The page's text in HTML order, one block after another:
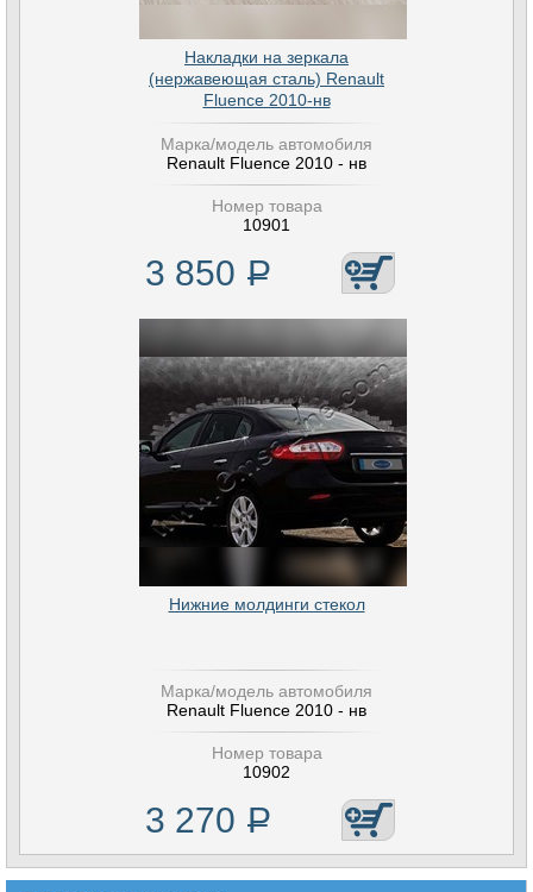
Накладки на зеркала
(нержавеющая сталь) Renault
Fluence 2010-нв
Марка/модель автомобиля
Renault Fluence 2010 - нв
Номер товара
10901
3 850 Р
Нижние молдинги стекол
Марка/модель автомобиля
Renault Fluence 2010 - нв
Номер товара
10902
3 270 Р